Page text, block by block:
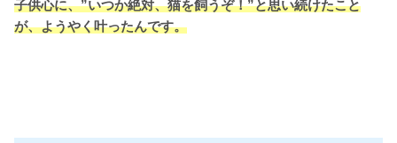
子供心に、”いつか絶対、猫を飼うぞ！”と思い続けたこと
が、ようやく叶ったんです。